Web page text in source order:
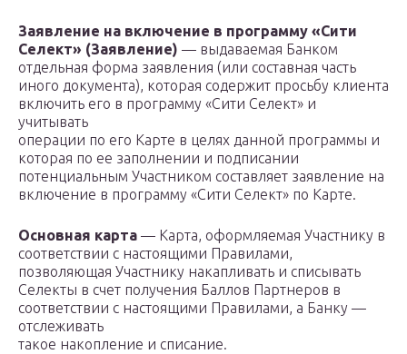
Заявление на включение в программу «Сити
Селект» (Заявление) — выдаваемая Банком
отдельная форма заявления (или составная часть
иного документа), которая содержит просьбу клиента
включить его в программу «Сити Селект» и
учитывать
операции по его Карте в целях данной программы и
которая по ее заполнении и подписании
потенциальным Участником составляет заявление на
включение в программу «Сити Селект» по Карте.
Основная карта — Карта, оформляемая Участнику в
соответствии с настоящими Правилами,
позволяющая Участнику накапливать и списывать
Селекты в счет получения Баллов Партнеров в
соответствии с настоящими Правилами, а Банку —
отслеживать
такое накопление и списание.